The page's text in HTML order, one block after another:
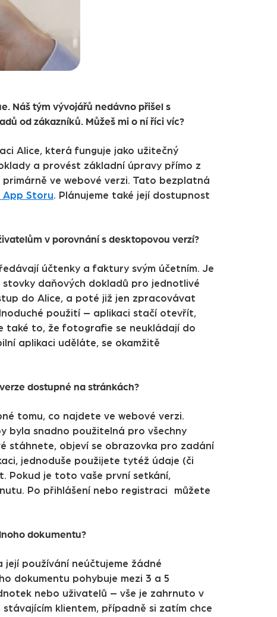
. Náš tým vývojářů nedávno přišel s
od zákazníků. Můžeš mi o ní říci víc?
Alice, která funguje jako užitečný
a provést základní úpravy přímo z
ve webové verzi. Tato bezplatná
App Storu. Plánujeme také její dostupnost
v porovnání s desktopovou verzí?
účtenky a faktury svým účetním. Je
daňových dokladů pro jednotlivé
do Alice, a poté již jen zpracovávat
použití – aplikaci stačí otevřít,
také to, že fotografie se neukládají do
aplikaci uděláte, se okamžitě
dostupné na stránkách?
tomu, co najdete ve webové verzi.
byla snadno použitelná pro všechny
stáhnete, objeví se obrazovka pro zadání
jednoduše použijete tytéž údaje (či
Pokud je toto vaše první setkání,
Po přihlášení nebo registraci můžete
dokumentu?
její používání neúčtujeme žádné
dokumentu pohybuje mezi 3 a 5
nebo uživatelů – vše je zahrnuto v
klientem, případně si zatím chce